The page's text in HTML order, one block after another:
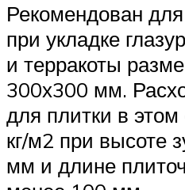
Рекомендован
при укладке
и терракоты
300х300 мм.
для плитки в
кг/м2 при высоте
мм и длине